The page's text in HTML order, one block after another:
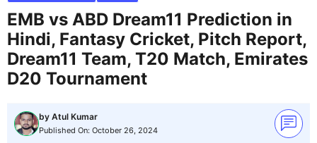
EMB vs ABD Dream11 Prediction in
Hindi, Fantasy Cricket, Pitch Report,
Dream11 Team, T20 Match, Emirates
D20 Tournament
by Atul Kumar
Published On: October 26, 2024